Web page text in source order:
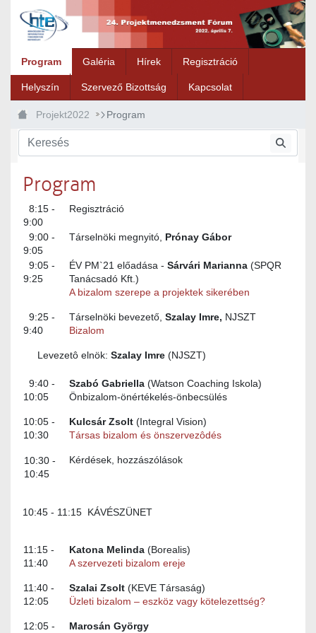
Ugrás a fő tartalomhoz
Program Galéria Hírek Regisztráció
Helyszín Szervező Bizottság Kapcsolat
Projekt2022 Program
Program
8:15 -
9:00
Regisztráció
9:00 -
9:05
Társelnöki megnyitó, Prónay Gábor
9:05 -
9:25
ÉV PM`21 előadása - Sárvári Marianna (SPQR
Tanácsadó Kft.)
A bizalom szerepe a projektek sikerében
9:25 -
9:40
Társelnöki bevezető, Szalay Imre, NJSZT
Bizalom
Levezetô elnök: Szalay Imre (NJSZT)
9:40 -
10:05
Szabó Gabriella (Watson Coaching Iskola)
Önbizalom-önértékelés-önbecsülés
10:05 -
10:30
Kulcsár Zsolt (Integral Vision)
Társas bizalom és önszervezôdés
10:30 -
10:45
Kérdések, hozzászólások
10:45 - 11:15 KÁVÉSZÜNET
11:15 -
11:40
Katona Melinda (Borealis)
A szervezeti bizalom ereje
11:40 -
12:05
Szalai Zsolt (KEVE Társaság)
Üzleti bizalom – eszköz vagy kötelezettség?
12:05 -
Marosán György